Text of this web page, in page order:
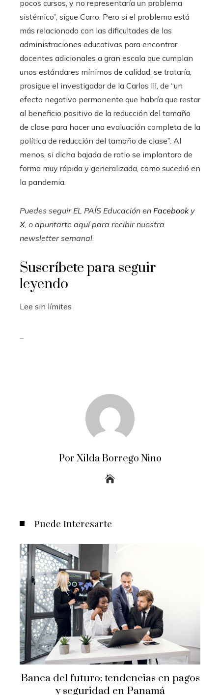
pocos cursos, y no representaría un problema
sistémico”, sigue Carro. Pero si el problema está
más relacionado con las dificultades de las
administraciones educativas para encontrar
docentes adicionales a gran escala que cumplan
unos estándares mínimos de calidad, se trataría,
prosigue el investigador de la Carlos III, de “un
efecto negativo permanente que habría que restar
al beneficio positivo de la reducción del tamaño
de clase para hacer una evaluación completa de la
política de reducción del tamaño de clase”. Al
menos, si dicha bajada de ratio se implantara de
forma muy rápida y generalizada, como sucedió en
la pandemia.
Puedes seguir EL PAÍS Educación en Facebooky
X, o apuntarte aquí para recibirnuestra
newsletter semanal.
Suscríbete para seguir
leyendo
Lee sin límites
Por Xilda Borrego Nino
Puede Interesarte
Banca del futuro: tendencias en pagos
y seguridad en Panamá